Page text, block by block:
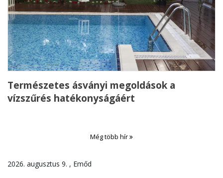
Természetes ásványi megoldások a
vízszűrés hatékonyságáért
Még több hír
2026. augusztus 9. , Emőd